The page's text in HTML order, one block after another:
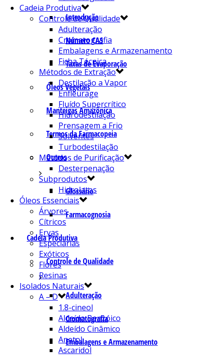
Introdução
Número CAS
Taxas de Evaporação
Óleos Vegetais
Manteigas Amazônica
Termos da Farmacopeia
Outros
Glossário
Farmacognosia
Cadeia Produtiva
Controle de Qualidade
Adulteração
Cromatografia
Embalagens e Armazenamento
Cadeia Produtiva
Controle de Qualidade
Adulteração
Cromatografia
Embalagens e Armazenamento
Ficha Técnica
Métodos de Extração
Destilação a Vapor
Enfleurage
Fluído Supercrítico
Hidrodestilação
Prensagem a Frio
Solventes
Turbodestilação
Métodos de Purificação
Desterpenação
Subprodutos
Hidrolatos
Óleos Essenciais
Árvores
Cítricos
Ervas
Especiarias
Exóticos
Flores
Resinas
Isolados Naturais
A – D
1.8-cineol
Aldeído Benzóico
Aldeído Cinâmico
Anetol
Ascaridol